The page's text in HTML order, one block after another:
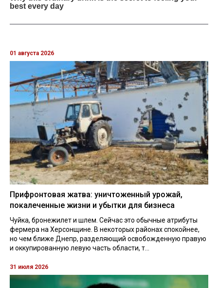
01 августа 2026
Прифронтовая жатва: уничтоженный урожай,
покалеченные жизни и убытки для бизнеса
Чуйка, бронежилет и шлем. Сейчас это обычные атрибуты
фермера на Херсонщине. В некоторых районах спокойнее,
но чем ближе Днепр, разделяющий освобожденную правую
и оккупированную левую часть области, т...
31 июля 2026